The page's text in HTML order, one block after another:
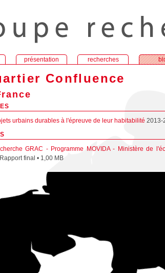
présentation recherches
Confluence
urbains durables à l'épreuve de leur habitabilité 2013-
GRAC - Programme MOVIDA - Ministère de
Rapport final • 1,00 MB